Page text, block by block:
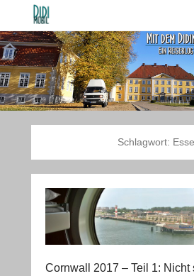
Schlagwort:
Cornwall 2017 – Teil 1: